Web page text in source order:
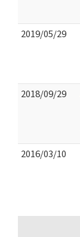
2019/05/29
2018/09/29
2016/03/10